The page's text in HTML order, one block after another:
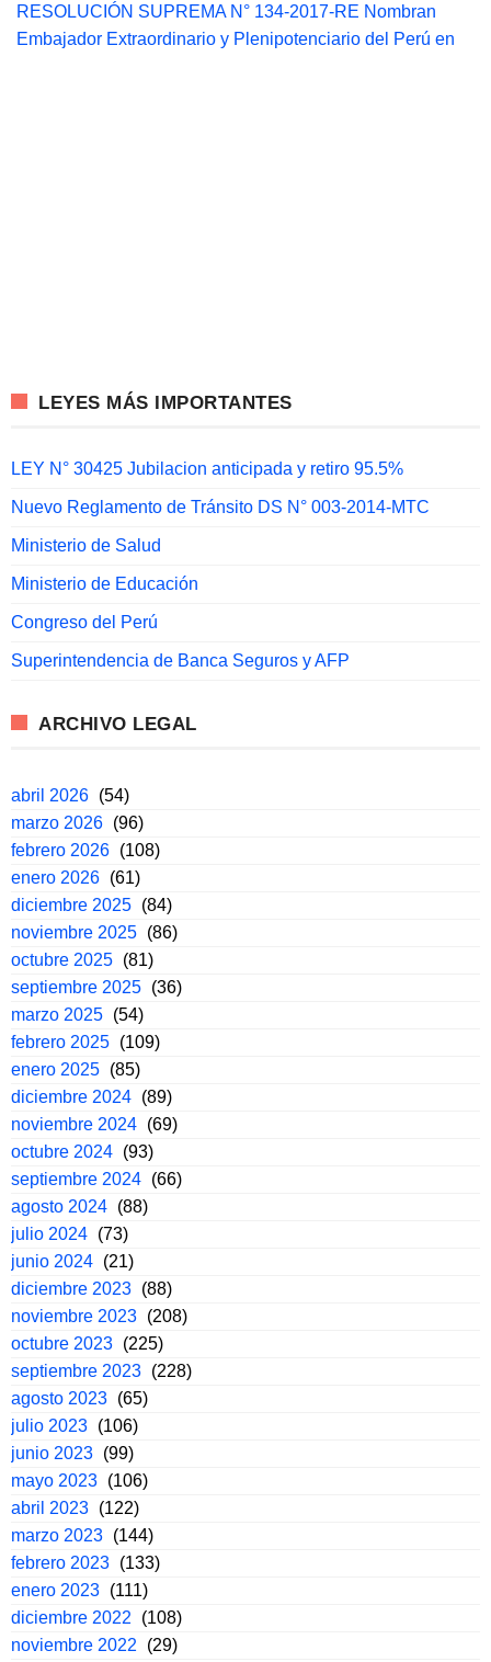
RESOLUCIÓN SUPREMA N° 134-2017-RE Nombran
Embajador Extraordinario y Plenipotenciario del Perú en
LEYES MÁS IMPORTANTES
LEY N° 30425 Jubilacion anticipada y retiro 95.5%
Nuevo Reglamento de Tránsito DS N° 003-2014-MTC
Ministerio de Salud
Ministerio de Educación
Congreso del Perú
Superintendencia de Banca Seguros y AFP
ARCHIVO LEGAL
abril 2026 (54)
marzo 2026 (96)
febrero 2026 (108)
enero 2026 (61)
diciembre 2025 (84)
noviembre 2025 (86)
octubre 2025 (81)
septiembre 2025 (36)
marzo 2025 (54)
febrero 2025 (109)
enero 2025 (85)
diciembre 2024 (89)
noviembre 2024 (69)
octubre 2024 (93)
septiembre 2024 (66)
agosto 2024 (88)
julio 2024 (73)
junio 2024 (21)
diciembre 2023 (88)
noviembre 2023 (208)
octubre 2023 (225)
septiembre 2023 (228)
agosto 2023 (65)
julio 2023 (106)
junio 2023 (99)
mayo 2023 (106)
abril 2023 (122)
marzo 2023 (144)
febrero 2023 (133)
enero 2023 (111)
diciembre 2022
(108)
noviembre 2022
(29)